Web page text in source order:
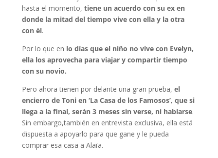
hasta el momento, tiene un acuerdo con su ex en
donde la mitad del tiempo vive con ella y la otra
con él.
Por lo que en lo días que el niño no vive con Evelyn,
ella los aprovecha para viajar y compartir tiempo
con su novio.
Pero ahora tienen por delante una gran prueba, el
encierro de Toni en ‘La Casa de los Famosos’, que si
llega a la final, serán 3 meses sin verse, ni hablarse.
Sin embargo,también en entrevista exclusiva, ella está
dispuesta a apoyarlo para que gane y le pueda
comprar esa casa a Alaïa.